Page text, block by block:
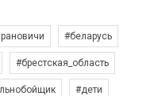
#беларусь
#брестская_область
#дети